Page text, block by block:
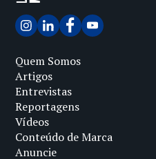
Quem Somos
Artigos
Entrevistas
Reportagens
Vídeos
Conteúdo de Marca
Anuncie